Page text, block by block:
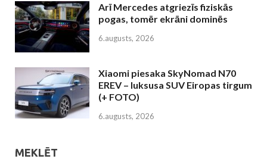
Arī Mercedes atgriezīs fiziskās
pogas, tomēr ekrāni dominēs
6.augusts, 2026
Xiaomi piesaka SkyNomad N70
EREV – luksusa SUV Eiropas tirgum
(+ FOTO)
6.augusts, 2026
MEKLĒT